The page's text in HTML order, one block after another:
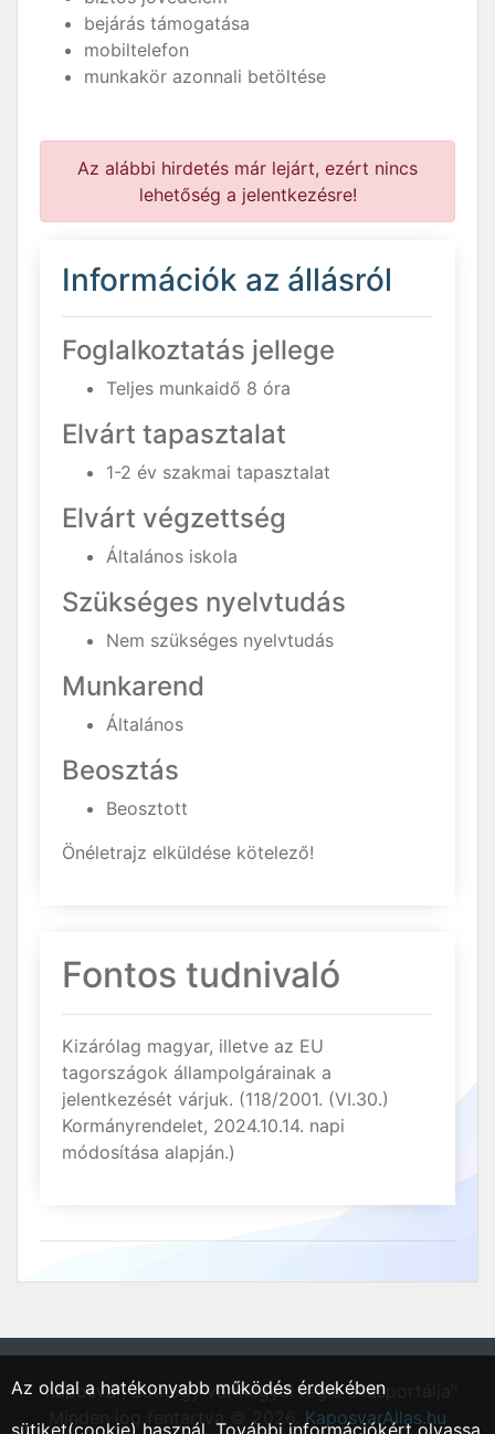
bejárás támogatása
mobiltelefon
munkakör azonnali betöltése
Az alábbi hirdetés már lejárt, ezért nincs
lehetőség a jelentkezésre!
Információk az állásról
Foglalkoztatás jellege
Teljes munkaidő 8 óra
Elvárt tapasztalat
1-2 év szakmai tapasztalat
Elvárt végzettség
Általános iskola
Szükséges nyelvtudás
Nem szükséges nyelvtudás
Munkarend
Általános
Beosztás
Beosztott
Önéletrajz elküldése kötelező!
Fontos tudnivaló
Kizárólag magyar, illetve az EU
tagországok állampolgárainak a
jelentkezését várjuk. (118/2001. (VI.30.)
Kormányrendelet, 2024.10.14. napi
módosítása alapján.)
"Kaposvár, Somogy vármegyei régió állásportálja"
Minden jog fentartva © 2026. KaposvarAllas.hu
Az oldal a hatékonyabb működés érdekében
sütiket(cookie) használ. További információkért olvassa